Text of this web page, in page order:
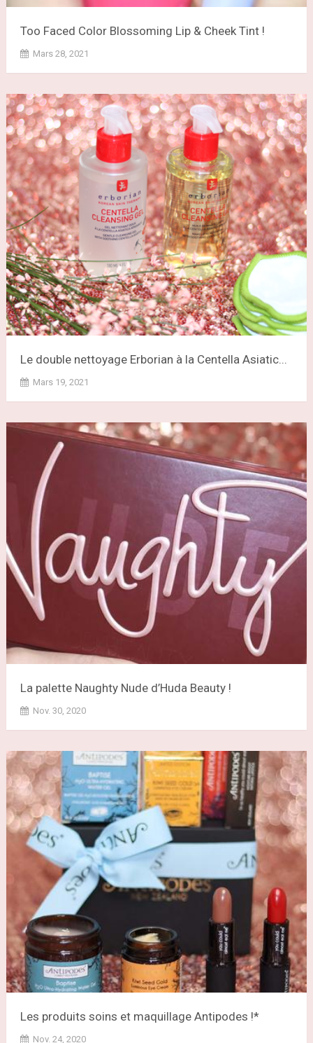
Too Faced Color Blossoming Lip & Cheek Tint !
Mars 28, 2021
Le double nettoyage Erborian à la Centella Asiatic...
Mars 19, 2021
La palette Naughty Nude d’Huda Beauty !
Nov. 30, 2020
Les produits soins et maquillage Antipodes !*
Nov. 24, 2020